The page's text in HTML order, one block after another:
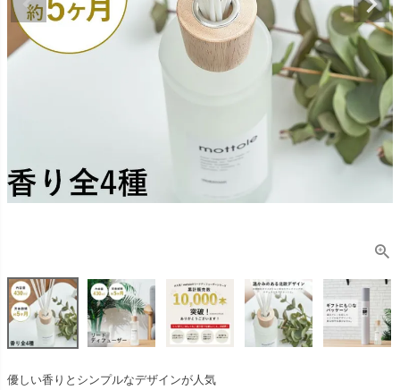
優しい香りとシンプルなデザインが人気